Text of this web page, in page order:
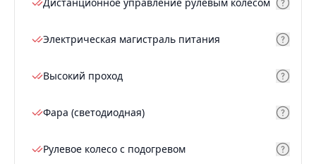
Электрическая магистраль питания
Высокий проход
Фара (светодиодная)
Рулевое колесо с подогревом